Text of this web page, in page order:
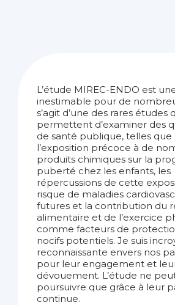
L’étude MIREC-ENDO est
inestimable pour de
s’agit d’une des rares études
permettent d’examiner des
de santé publique, telles que
l’exposition précoce à de
produits chimiques sur la
puberté chez les enfants, les
répercussions de cette
risque de maladies
futures et la contribution du
alimentaire et de l’exercice
comme facteurs de
nocifs potentiels. Je suis
reconnaissante envers nos
pour leur engagement et
dévouement. L’étude ne
poursuivre que grâce à leur
continue.